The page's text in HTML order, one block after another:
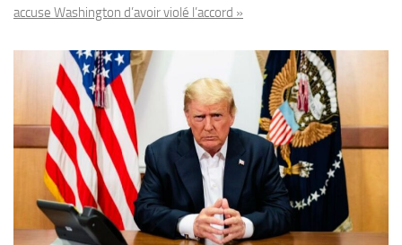
accuse Washington d’avoir violé l’accord »